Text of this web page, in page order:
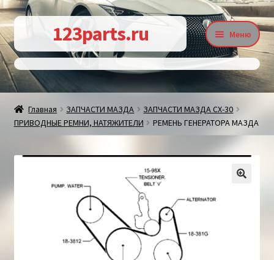
Перейти
к
навигации
Перейти
к
содержимому
123parts.ru Меню
Контакты
Статьи
Доставка и оплата
Главная ЗАПЧАСТИ МАЗДА
ЗАПЧАСТИ МАЗДА СХ-30
ПРИВОДНЫЕ РЕМНИ, НАТЯЖИТЕЛИ
РЕМЕНЬ ГЕНЕРАТОРА МАЗДА